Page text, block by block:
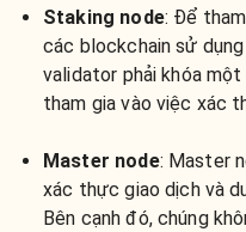
Staking node: Để
các blockchain sử
validator phải khóa
tham gia vào việc xác
Master node: Master
xác thực giao dịch và
Bên cạnh đó, chúng